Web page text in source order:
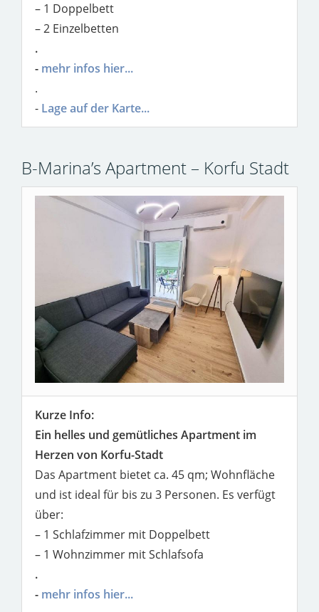
– 1 Doppelbett
– 2 Einzelbetten
.
- mehr infos hier...
.
- Lage auf der Karte...
B-Marina’s Apartment – Korfu Stadt
Kurze Info:
Ein helles und gemütliches Apartment im
Herzen von Korfu-Stadt
Das Apartment bietet ca. 45 qm; Wohnfläche
und ist ideal für bis zu 3 Personen. Es verfügt
über:
– 1 Schlafzimmer mit Doppelbett
– 1 Wohnzimmer mit Schlafsofa
.
- mehr infos hier...